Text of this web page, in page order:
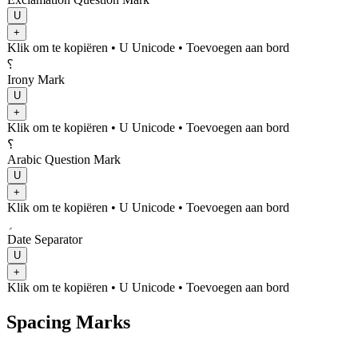
U
+
Klik om te kopiëren • U Unicode • Toevoegen aan bord
⸮
Irony Mark
U
+
Klik om te kopiëren • U Unicode • Toevoegen aan bord
؟
Arabic Question Mark
U
+
Klik om te kopiëren • U Unicode • Toevoegen aan bord
Date Separator
U
+
Klik om te kopiëren • U Unicode • Toevoegen aan bord
Spacing Marks